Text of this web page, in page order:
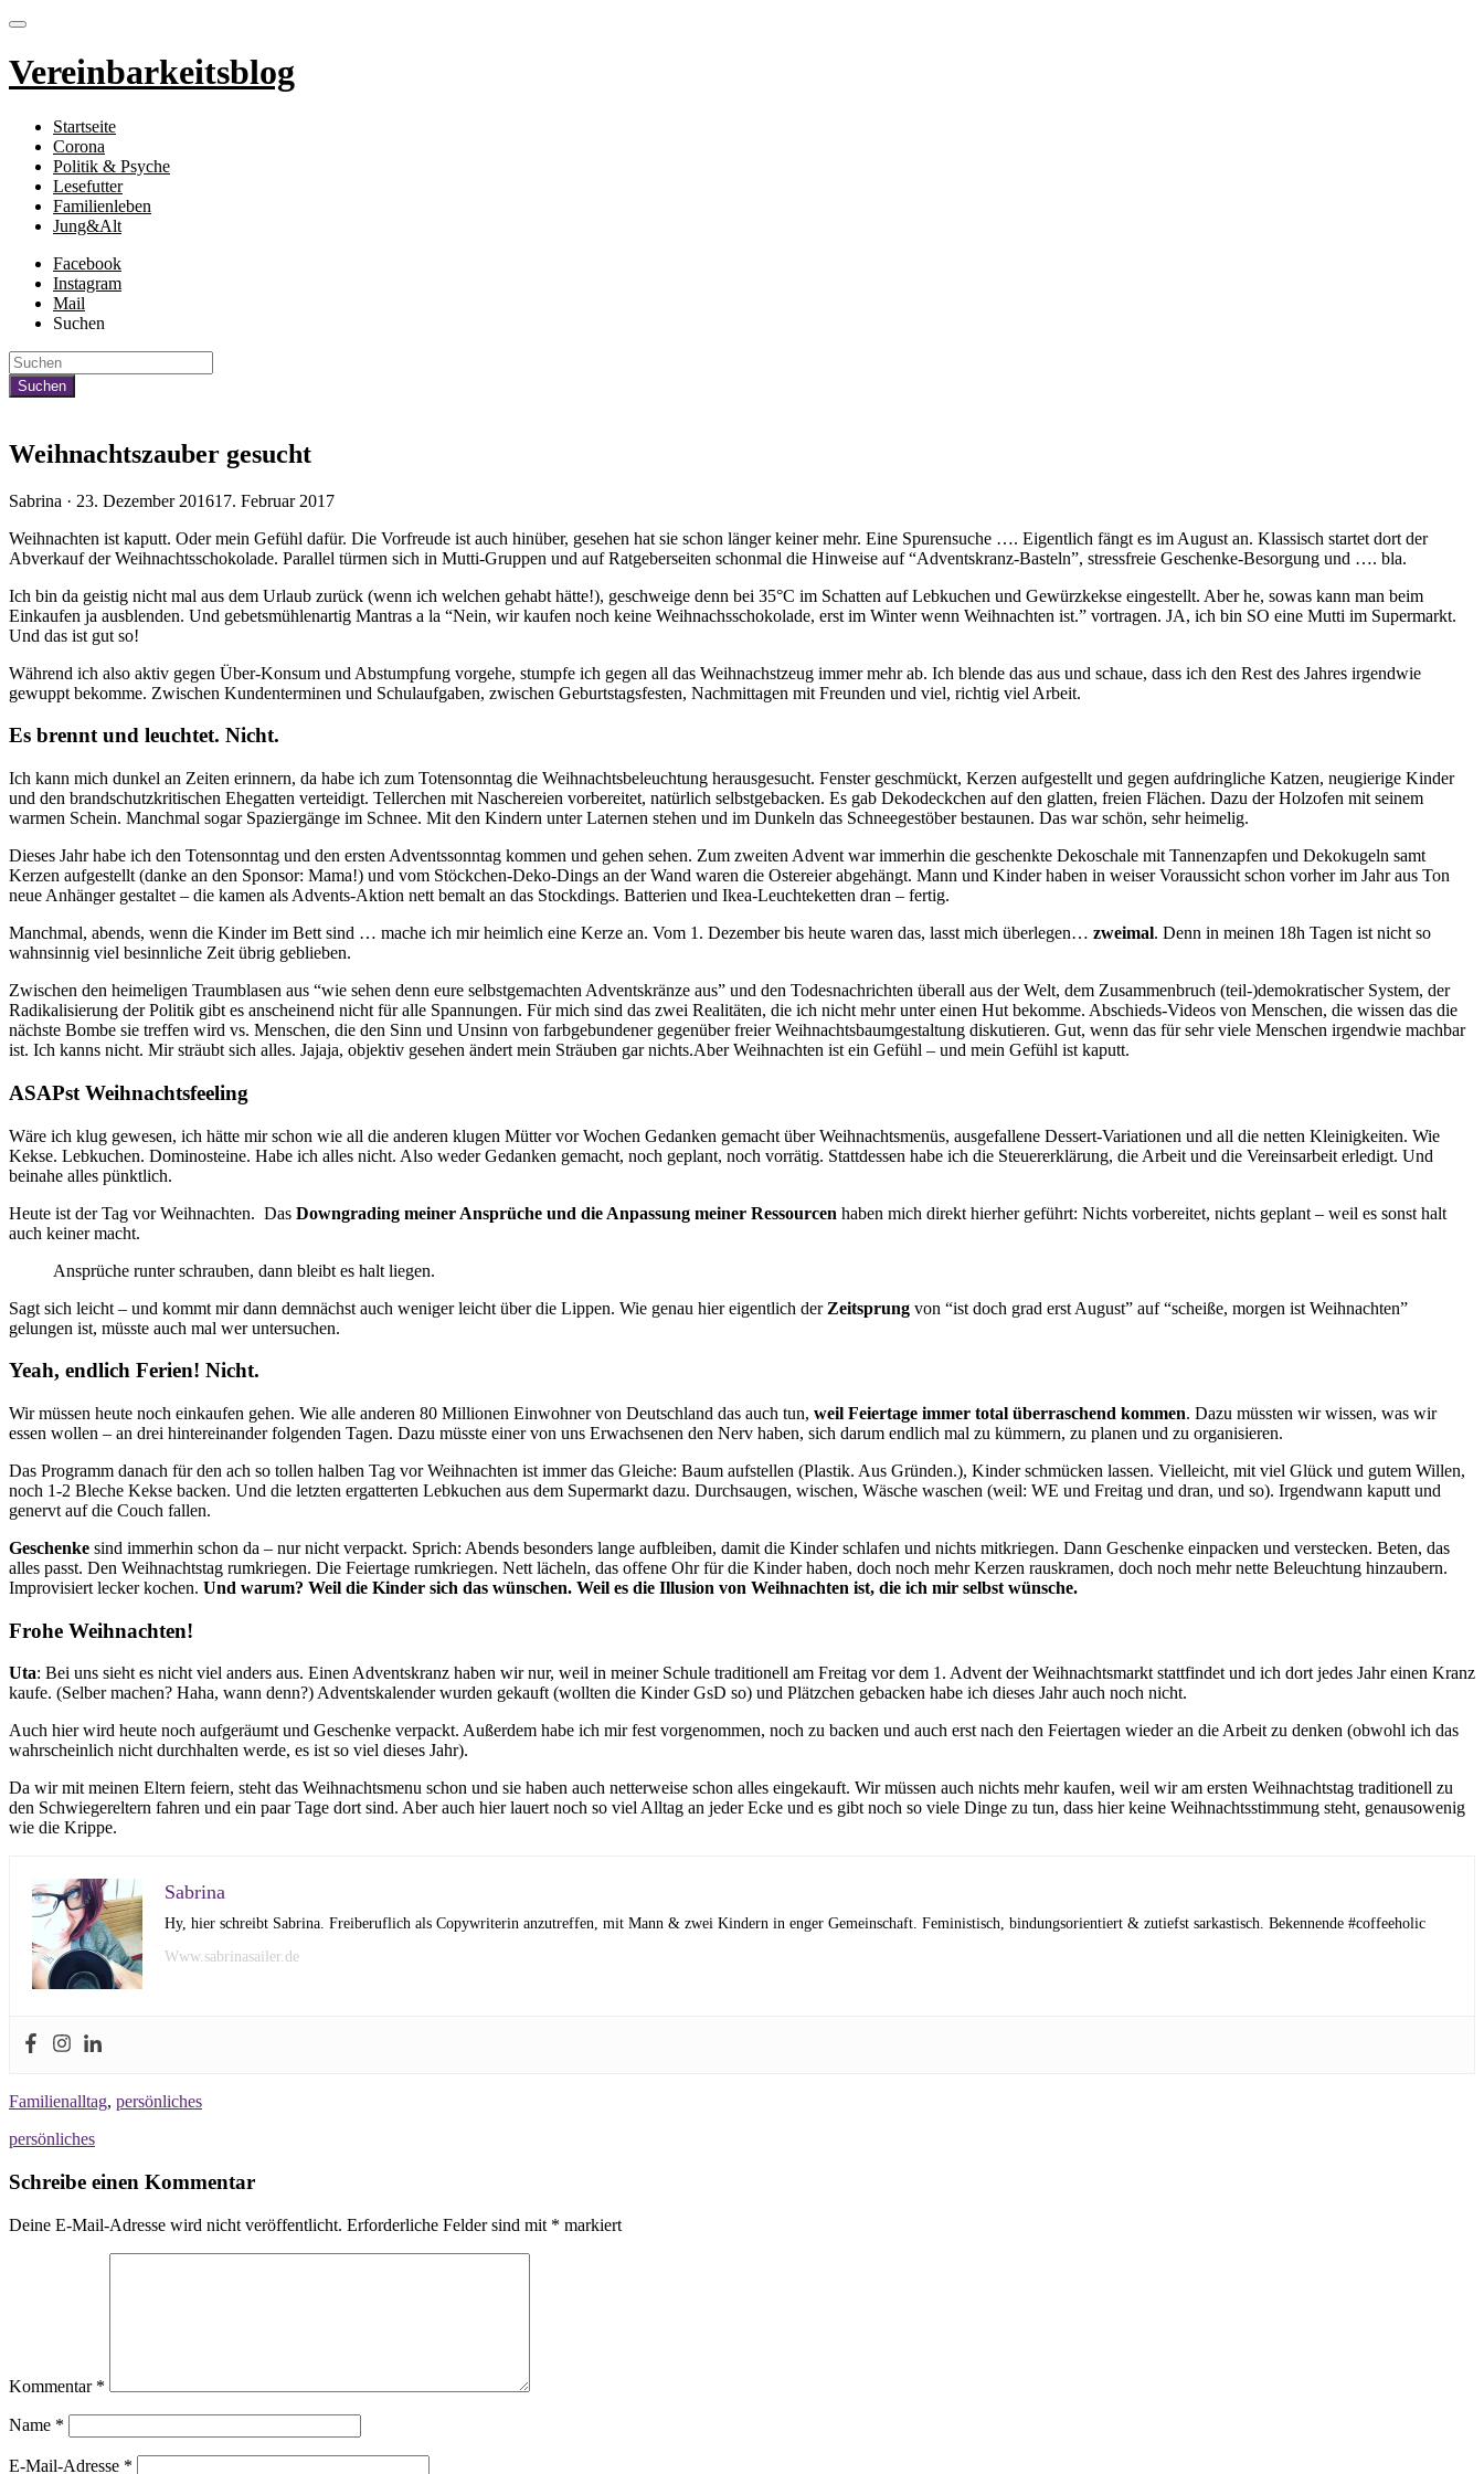
Vereinbarkeitsblog
Startseite
Corona
Politik & Psyche
Lesefutter
Familienleben
Jung&Alt
Facebook
Instagram
Mail
Suchen
Weihnachtszauber gesucht
Sabrina · Veröffentlicht
23. Dezember 201617. Februar 2017
Weihnachten ist kaputt. Oder mein Gefühl dafür. Die Vorfreude ist auch hinüber, gesehen hat sie schon länger keiner mehr. Eine Spurensuche …. Eigentlich fängt es im August an. Klassisch startet dort der
Abverkauf der Weihnachtsschokolade. Parallel türmen sich in Mutti-Gruppen und auf Ratgeberseiten schonmal die Hinweise auf “Adventskranz-Basteln”, stressfreie Geschenke-Besorgung und …. bla.
Ich bin da geistig nicht mal aus dem Urlaub zurück (wenn ich welchen gehabt hätte!), geschweige denn bei 35°C im Schatten auf Lebkuchen und Gewürzkekse eingestellt. Aber he, sowas kann man beim
Einkaufen ja ausblenden. Und gebetsmühlenartig Mantras a la “Nein, wir kaufen noch keine Weihnachsschokolade, erst im Winter wenn Weihnachten ist.” vortragen. JA, ich bin SO eine Mutti im Supermarkt.
Und das ist gut so!
Während ich also aktiv gegen Über-Konsum und Abstumpfung vorgehe, stumpfe ich gegen all das Weihnachstzeug immer mehr ab. Ich blende das aus und schaue, dass ich den Rest des Jahres irgendwie
gewuppt bekomme. Zwischen Kundenterminen und Schulaufgaben, zwischen Geburtstagsfesten, Nachmittagen mit Freunden und viel, richtig viel Arbeit.
Es brennt und leuchtet. Nicht.
Ich kann mich dunkel an Zeiten erinnern, da habe ich zum Totensonntag die Weihnachtsbeleuchtung herausgesucht. Fenster geschmückt, Kerzen aufgestellt und gegen aufdringliche Katzen, neugierige Kinder
und den brandschutzkritischen Ehegatten verteidigt. Tellerchen mit Naschereien vorbereitet, natürlich selbstgebacken. Es gab Dekodeckchen auf den glatten, freien Flächen. Dazu der Holzofen mit seinem
warmen Schein. Manchmal sogar Spaziergänge im Schnee. Mit den Kindern unter Laternen stehen und im Dunkeln das Schneegestöber bestaunen. Das war schön, sehr heimelig.
Dieses Jahr habe ich den Totensonntag und den ersten Adventssonntag kommen und gehen sehen. Zum zweiten Advent war immerhin die geschenkte Dekoschale mit Tannenzapfen und Dekokugeln samt
Kerzen aufgestellt (danke an den Sponsor: Mama!) und vom Stöckchen-Deko-Dings an der Wand waren die Ostereier abgehängt. Mann und Kinder haben in weiser Voraussicht schon vorher im Jahr aus Ton
neue Anhänger gestaltet – die kamen als Advents-Aktion nett bemalt an das Stockdings. Batterien und Ikea-Leuchteketten dran – fertig.
Manchmal, abends, wenn die Kinder im Bett sind … mache ich mir heimlich eine Kerze an. Vom 1. Dezember bis heute waren das, lasst mich überlegen… zweimal. Denn in meinen 18h Tagen ist nicht so
wahnsinnig viel besinnliche Zeit übrig geblieben.
Zwischen den heimeligen Traumblasen aus “wie sehen denn eure selbstgemachten Adventskränze aus” und den Todesnachrichten überall aus der Welt, dem Zusammenbruch (teil-)demokratischer System, der
Radikalisierung der Politik gibt es anscheinend nicht für alle Spannungen. Für mich sind das zwei Realitäten, die ich nicht mehr unter einen Hut bekomme. Abschieds-Videos von Menschen, die wissen das die
nächste Bombe sie treffen wird vs. Menschen, die den Sinn und Unsinn von farbgebundener gegenüber freier Weihnachtsbaumgestaltung diskutieren. Gut, wenn das für sehr viele Menschen irgendwie machbar
ist. Ich kanns nicht. Mir sträubt sich alles. Jajaja, objektiv gesehen ändert mein Sträuben gar nichts.Aber Weihnachten ist ein Gefühl – und mein Gefühl ist kaputt.
ASAPst Weihnachtsfeeling
Wäre ich klug gewesen, ich hätte mir schon wie all die anderen klugen Mütter vor Wochen Gedanken gemacht über Weihnachtsmenüs, ausgefallene Dessert-Variationen und all die netten Kleinigkeiten. Wie
Kekse. Lebkuchen. Dominosteine. Habe ich alles nicht. Also weder Gedanken gemacht, noch geplant, noch vorrätig. Stattdessen habe ich die Steuererklärung, die Arbeit und die Vereinsarbeit erledigt. Und
beinahe alles pünktlich.
Heute ist der Tag vor Weihnachten. Das Downgrading meiner Ansprüche und die Anpassung meiner Ressourcen haben mich direkt hierher geführt: Nichts vorbereitet, nichts geplant – weil es sonst halt
auch keiner macht.
Ansprüche runter schrauben, dann bleibt es halt liegen.
Sagt sich leicht – und kommt mir dann demnächst auch weniger leicht über die Lippen. Wie genau hier eigentlich der Zeitsprung von “ist doch grad erst August” auf “scheiße, morgen ist Weihnachten”
gelungen ist, müsste auch mal wer untersuchen.
Yeah, endlich Ferien! Nicht.
Wir müssen heute noch einkaufen gehen. Wie alle anderen 80 Millionen Einwohner von Deutschland das auch tun, weil Feiertage immer total überraschend kommen. Dazu müssten wir wissen, was wir
essen wollen – an drei hintereinander folgenden Tagen. Dazu müsste einer von uns Erwachsenen den Nerv haben, sich darum endlich mal zu kümmern, zu planen und zu organisieren.
Das Programm danach für den ach so tollen halben Tag vor Weihnachten ist immer das Gleiche: Baum aufstellen (Plastik. Aus Gründen.), Kinder schmücken lassen. Vielleicht, mit viel Glück und gutem Willen,
noch 1-2 Bleche Kekse backen. Und die letzten ergatterten Lebkuchen aus dem Supermarkt dazu. Durchsaugen, wischen, Wäsche waschen (weil: WE und Freitag und dran, und so). Irgendwann kaputt und
genervt auf die Couch fallen.
Geschenke sind immerhin schon da – nur nicht verpackt. Sprich: Abends besonders lange aufbleiben, damit die Kinder schlafen und nichts mitkriegen. Dann Geschenke einpacken und verstecken. Beten, das
alles passt. Den Weihnachtstag rumkriegen. Die Feiertage rumkriegen. Nett lächeln, das offene Ohr für die Kinder haben, doch noch mehr Kerzen rauskramen, doch noch mehr nette Beleuchtung hinzaubern.
Improvisiert lecker kochen. Und warum? Weil die Kinder sich das wünschen. Weil es die Illusion von Weihnachten ist, die ich mir selbst wünsche.
Frohe Weihnachten!
Uta: Bei uns sieht es nicht viel anders aus. Einen Adventskranz haben wir nur, weil in meiner Schule traditionell am Freitag vor dem 1. Advent der Weihnachtsmarkt stattfindet und ich dort jedes Jahr einen Kranz
kaufe. (Selber machen? Haha, wann denn?) Adventskalender wurden gekauft (wollten die Kinder GsD so) und Plätzchen gebacken habe ich dieses Jahr auch noch nicht.
Auch hier wird heute noch aufgeräumt und Geschenke verpackt. Außerdem habe ich mir fest vorgenommen, noch zu backen und auch erst nach den Feiertagen wieder an die Arbeit zu denken (obwohl ich das
wahrscheinlich nicht durchhalten werde, es ist so viel dieses Jahr).
Da wir mit meinen Eltern feiern, steht das Weihnachtsmenu schon und sie haben auch netterweise schon alles eingekauft. Wir müssen auch nichts mehr kaufen, weil wir am ersten Weihnachtstag traditionell zu
den Schwiegereltern fahren und ein paar Tage dort sind. Aber auch hier lauert noch so viel Alltag an jeder Ecke und es gibt noch so viele Dinge zu tun, dass hier keine Weihnachtsstimmung steht, genausowenig
wie die Krippe.
Sabrina
Hy, hier schreibt Sabrina. Freiberuflich als Copywriterin anzutreffen, mit Mann & zwei Kindern in enger Gemeinschaft. Feministisch, bindungsorientiert & zutiefst sarkastisch. Bekennende #coffeeholic
Www.sabrinasailer.de
Familienalltag, persönliches
persönliches
Schreibe einen Kommentar
Deine E-Mail-Adresse wird nicht veröffentlicht. Erforderliche Felder sind mit * markiert
Kommentar *
Name *
E-Mail-Adresse *